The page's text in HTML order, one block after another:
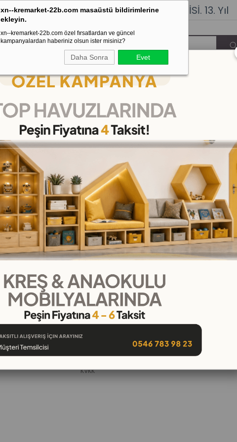
xn--kremarket-22b.com masaüstü bildirimlerine
ekleyin.
xn--kremarket-22b.com özel fırsatlardan ve güncel
kampanyalardan haberiniz olsun ister misiniz?
Daha Sonra Evet
Stoktan Gönderim.% 100İADEGARANTİSİ. 13. Yıl
Kaydırak Salıncak Tahterevalli Çok Satanlar
KURUMSAL
Hakkımızda
İletişim
Banka Hesap Numaraları
Gizlilik ve Güvenlik
Garanti ve İade
KVKK